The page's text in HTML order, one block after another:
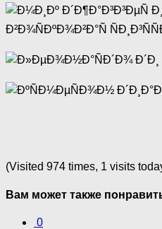
(Visited 974 times, 1 visits
Вам может также
0